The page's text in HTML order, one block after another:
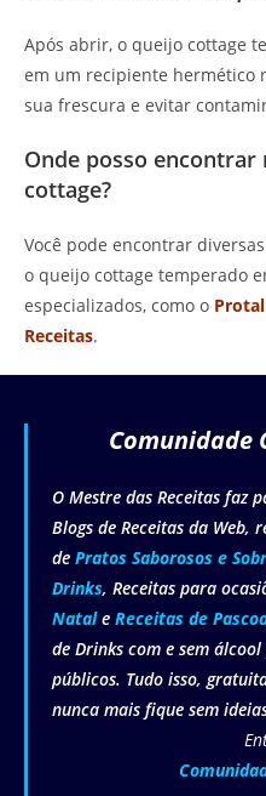
Após abrir, o queijo cottage
em um recipiente hermético
sua frescura e evitar
Onde posso
cottage?
Você pode encontrar
o queijo cottage temperado
especializados, como o
Receitas.
Comunidade
O Mestre das Receitas faz
Blogs de Receitas da Web,
de Pratos Saborosos e
Drinks, Receitas para
Natale Receitas de
de Drinks com e sem
públicos. Tudo isso,
nunca mais fique sem